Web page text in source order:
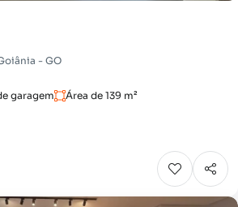
- GO
garagem Área de 139 m²